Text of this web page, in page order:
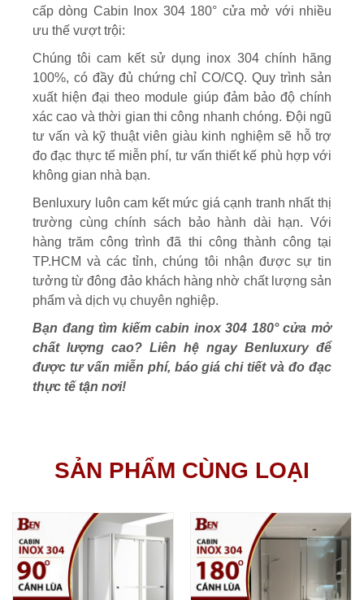
cấp dòng Cabin Inox 304 180° cửa mở với nhiều
ưu thế vượt trội:
Chúng tôi cam kết sử dụng inox 304 chính hãng
100%, có đầy đủ chứng chỉ CO/CQ. Quy trình sản
xuất hiện đại theo module giúp đảm bảo độ chính
xác cao và thời gian thi công nhanh chóng. Đội ngũ
tư vấn và kỹ thuật viên giàu kinh nghiệm sẽ hỗ trợ
đo đạc thực tế miễn phí, tư vấn thiết kế phù hợp với
không gian nhà bạn.
Benluxury luôn cam kết mức giá cạnh tranh nhất thị
trường cùng chính sách bảo hành dài hạn. Với
hàng trăm công trình đã thi công thành công tại
TP.HCM và các tỉnh, chúng tôi nhận được sự tin
tưởng từ đông đảo khách hàng nhờ chất lượng sản
phẩm và dịch vụ chuyên nghiệp.
Bạn đang tìm kiếm cabin inox 304 180° cửa mở
chất lượng cao? Liên hệ ngay Benluxury để
được tư vấn miễn phí, báo giá chi tiết và đo đạc
thực tế tận nơi!
SẢN PHẨM CÙNG LOẠI